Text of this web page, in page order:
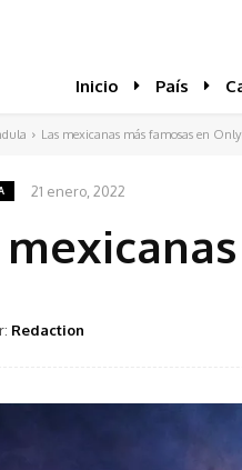
Inicio País
Las mexicanas más famosas en
21 enero, 2022
Redaction